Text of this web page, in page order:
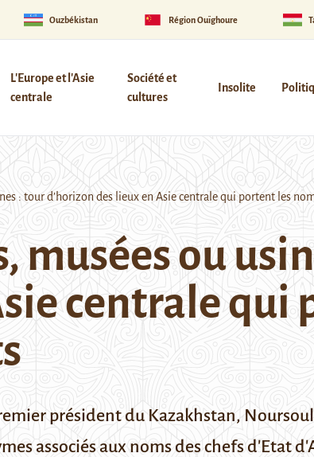
Ouzbékistan Région Ouïghoure
L'Europe et l'Asie
centrale
Société et
cultures
Insolite
: tour d’horizon des lieux en Asie centrale qui portent les
musées ou
centrale qui
président du Kazakhstan,
associés aux noms des chefs d'Etat